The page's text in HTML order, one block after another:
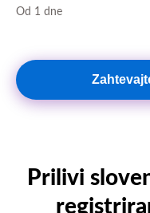
Od 1 dne
Prilivi